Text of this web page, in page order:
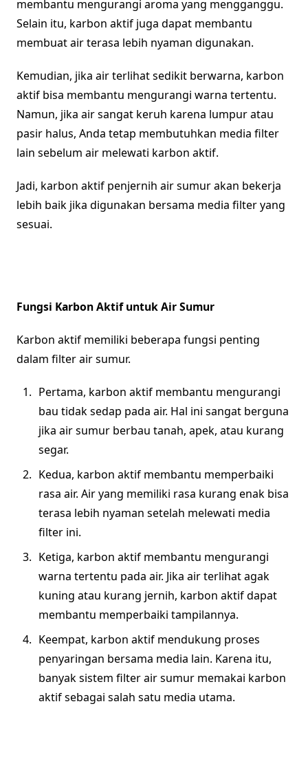
membantu mengurangi aroma yang mengganggu.
Selain itu, karbon aktif juga dapat membantu
membuat air terasa lebih nyaman digunakan.
Kemudian, jika air terlihat sedikit berwarna, karbon
aktif bisa membantu mengurangi warna tertentu.
Namun, jika air sangat keruh karena lumpur atau
pasir halus, Anda tetap membutuhkan media filter
lain sebelum air melewati karbon aktif.
Jadi, karbon aktif penjernih air sumur akan bekerja
lebih baik jika digunakan bersama media filter yang
sesuai.
Fungsi Karbon Aktif untuk Air Sumur
Karbon aktif memiliki beberapa fungsi penting
dalam filter air sumur.
Pertama, karbon aktif membantu mengurangi
bau tidak sedap pada air. Hal ini sangat berguna
jika air sumur berbau tanah, apek, atau kurang
segar.
Kedua, karbon aktif membantu memperbaiki
rasa air. Air yang memiliki rasa kurang enak bisa
terasa lebih nyaman setelah melewati media
filter ini.
Ketiga, karbon aktif membantu mengurangi
warna tertentu pada air. Jika air terlihat agak
kuning atau kurang jernih, karbon aktif dapat
membantu memperbaiki tampilannya.
Keempat, karbon aktif mendukung proses
penyaringan bersama media lain. Karena itu,
banyak sistem filter air sumur memakai karbon
aktif sebagai salah satu media utama.